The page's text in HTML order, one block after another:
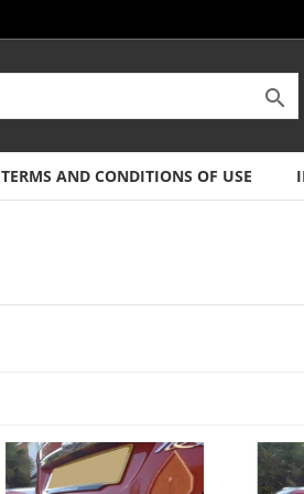

TERMS AND CONDITIONS OF USE